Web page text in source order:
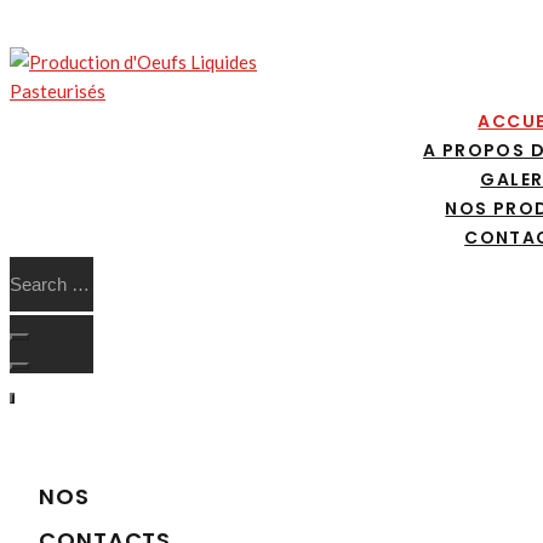
A PROPOS
NOS
NOS